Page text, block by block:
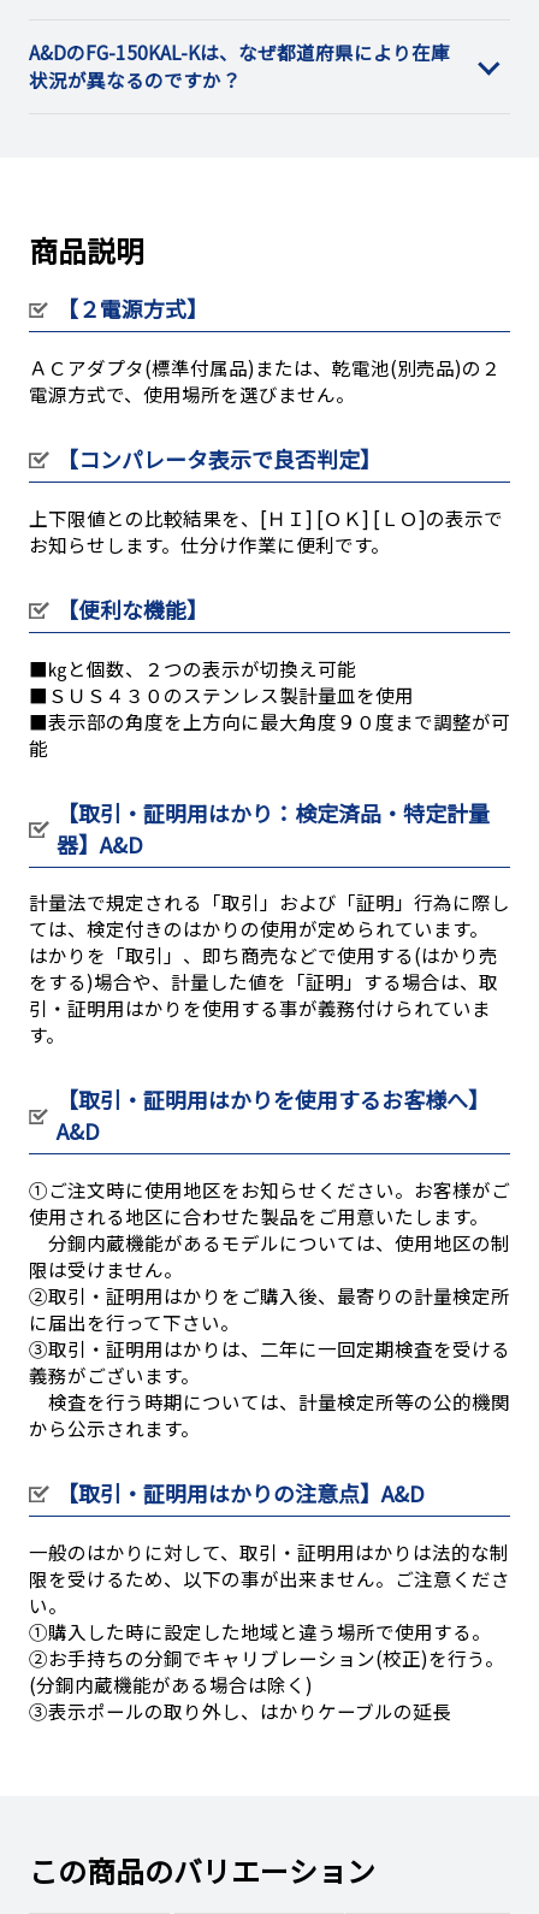
A&DのFG-150KAL-Kは、なぜ都道府県により在庫
状況が異なるのですか？
商品説明
【２電源方式】
ＡＣアダプタ(標準付属品)または、乾電池(別売品)の２
電源方式で、使用場所を選びません。
【コンパレータ表示で良否判定】
上下限値との比較結果を、[ＨＩ] [ＯＫ] [ＬＯ]の表示で
お知らせします。仕分け作業に便利です。
【便利な機能】
■㎏と個数、２つの表示が切換え可能
■ＳＵＳ４３０のステンレス製計量皿を使用
■表示部の角度を上方向に最大角度９０度まで調整が可
能
【取引・証明用はかり：検定済品・特定計量
器】A&D
計量法で規定される「取引」および「証明」行為に際し
ては、検定付きのはかりの使用が定められています。
はかりを「取引」、即ち商売などで使用する(はかり売
をする)場合や、計量した値を「証明」する場合は、取
引・証明用はかりを使用する事が義務付けられていま
す。
【取引・証明用はかりを使用するお客様へ】
A&D
①ご注文時に使用地区をお知らせください。お客様がご
使用される地区に合わせた製品をご用意いたします。
分銅内蔵機能があるモデルについては、使用地区の制
限は受けません。
②取引・証明用はかりをご購入後、最寄りの計量検定所
に届出を行って下さい。
③取引・証明用はかりは、二年に一回定期検査を受ける
義務がございます。
検査を行う時期については、計量検定所等の公的機関
から公示されます。
【取引・証明用はかりの注意点】A&D
一般のはかりに対して、取引・証明用はかりは法的な制
限を受けるため、以下の事が出来ません。ご注意くださ
い。
①購入した時に設定した地域と違う場所で使用する。
②お手持ちの分銅でキャリブレーション(校正)を行う。
(分銅内蔵機能がある場合は除く)
③表示ポールの取り外し、はかりケーブルの延長
この商品のバリエーション